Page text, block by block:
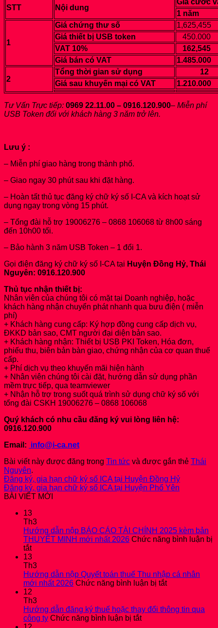
STT Nội dung
Giá cước
1 năm
1
Giá chứng thư số
1,625,455
Giá thiết bị USB token
450.000
VAT 10%
162,545
Giá bán có VAT
1.485.000
2
Tổng thời gian sử dụng
12
Giá sau khuyến mại có VAT
1.210.000
Tư Vấn Trực tiếp: 0969 22.11.00 – 0916.120.900– Miễn phí
USB Token đối với khách hàng 3 năm trở lên.
Lưu ý :
– Miễn phí giao hàng trong thành phố.
– Giao ngay 30 phút sau khi đặt hàng.
– Hoàn tất thủ tục đăng ký chữ ký số I-CA và kích hoạt sử
dụng ngay trong vòng 15 phút.
– Tổng đài hỗ trợ 19006276 – 0868 106068 từ 8h00 sáng
đến 10h00 tối.
– Bảo hành 3 năm USB Token – 1 đổi 1.
Gọi điện đăng ký chữ ký số I-CA tại Huyện Đồng Hỷ, Thái
Nguyên: 0916.120.900
Thủ tục nhận thiết bị:
Nhân viên của chúng tôi có mặt tại Doanh nghiệp, hoặc
khách hàng nhận chuyển phát nhanh qua bưu điện ( miễn
phí)
+ Khách hàng cung cấp: Ký hợp đồng cung cấp dịch vụ,
ĐKKD bản sao, CMT người đại diện bản sao.
+ Khách hàng nhận: Thiết bị USB PKI Token, Hóa đơn,
phiếu thu, biên bản bàn giao, chứng nhận của cơ quan thuế
cấp.
+ Phí dịch vụ theo khuyến mãi hiện hành
+ Nhân viên chúng tôi cài đặt, hướng dẫn sử dụng phần
mềm trực tiếp, qua teamviewer
+ Nhận hỗ trợ trong suốt quá trình sử dụng chữ ký số với
tổng đài CSKH 19006276 – 0868 106068
Quý khách có nhu cầu đăng ký vui lòng liên hệ:
0916.120.900
Email: info@i-ca.net
Bài viết này được đăng trong Tin tức và được gắn thẻ Thái
Nguyên.
Đăng ký, gia hạn chữ ký số ICA tại Huyện Đồng Hỷ
Đăng ký, gia hạn chữ ký số ICA tại Huyện Phổ Yên
BÀI VIẾT MỚI
13
Th3
Hướng dẫn nộp BÁO CÁO TÀI CHÍNH 2025 kèm bản
THUYẾT MINH mới nhất 2026 Chức năng bình luận bị
tắtở
Hướng
dẫn
nộp
BÁO
CÁO
TÀI
CHÍNH
2025
kèm
13
Th3
Hướng dẫn nộp Quyết toán thuế Thu nhập cá nhân
mới nhất 2026 Chức năng bình luận bị tắtở
nộp
12
Th3
Hướng dẫn đăng ký thuế hoặc thay đổi thông tin qua
công ty Chức năng bình luận bị tắtở